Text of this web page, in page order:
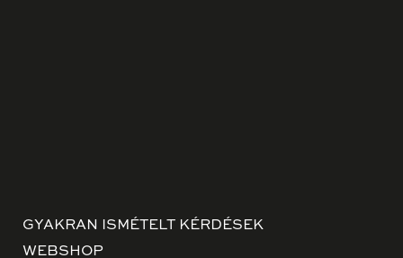
GYAKRAN ISMÉTELT KÉRDÉSEK
WEBSHOP